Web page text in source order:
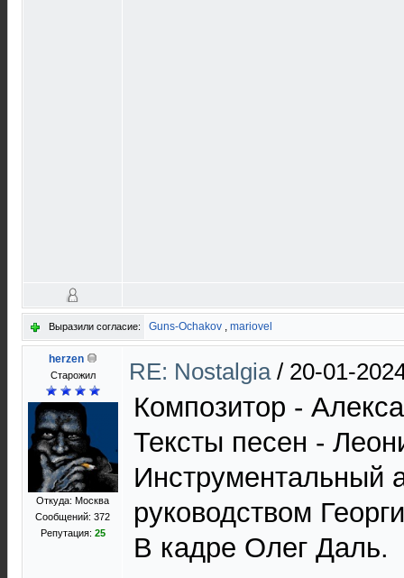
Выразили согласие: Guns-Ochakov , mariovel
herzen
Старожил
Откуда: Москва
Сообщений: 372
Репутация: 25
RE: Nostalgia / 20-01-
Композитор -
Тексты песен -
Инструментальный
руководством
В кадре Олег Даль.